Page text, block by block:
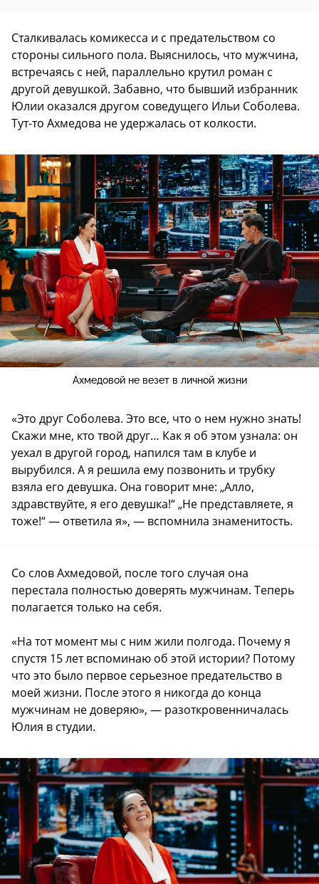
Сталкивалась комикесса и с предательством со
стороны сильного пола. Выяснилось, что мужчина,
встречаясь с ней, параллельно крутил роман с
другой девушкой. Забавно, что бывший избранник
Юлии оказался другом соведущего Ильи Соболева.
Тут-то Ахмедова не удержалась от колкости.
Ахмедовой не везет в личной жизни
«Это друг Соболева. Это все, что о нем нужно знать!
Скажи мне, кто твой друг… Как я об этом узнала: он
уехал в другой город, напился там в клубе и
вырубился. А я решила ему позвонить и трубку
взяла его девушка. Она говорит мне: „Алло,
здравствуйте, я его девушка!“ „Не представляете, я
тоже!“ — ответила я», — вспомнила знаменитость.
Со слов Ахмедовой, после того случая она
перестала полностью доверять мужчинам. Теперь
полагается только на себя.
«На тот момент мы с ним жили полгода. Почему я
спустя 15 лет вспоминаю об этой истории? Потому
что это было первое серьезное предательство в
моей жизни. После этого я никогда до конца
мужчинам не доверяю», — разоткровенничалась
Юлия в студии.